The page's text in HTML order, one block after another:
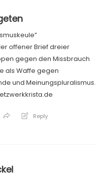
offener Brief dreier
gegen den Missbrauch
als Waffe gegen
und Meinungspluralismus.
Reply